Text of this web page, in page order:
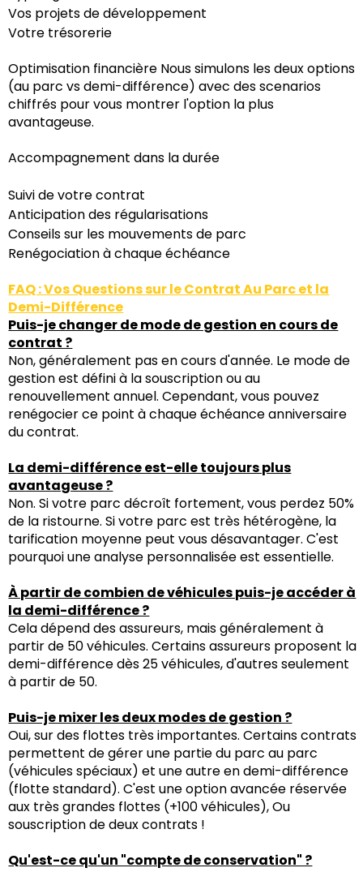
Vos projets de développement
Votre trésorerie
Optimisation financière Nous simulons les deux options
(au parc vs demi-différence) avec des scenarios
chiffrés pour vous montrer l'option la plus
avantageuse.
Accompagnement dans la durée
Suivi de votre contrat
Anticipation des régularisations
Conseils sur les mouvements de parc
Renégociation à chaque échéance
FAQ : Vos Questions sur le Contrat Au Parc et la
Demi-Différence
Puis-je changer de mode de gestion en cours de
contrat ?
Non, généralement pas en cours d'année. Le mode de
gestion est défini à la souscription ou au
renouvellement annuel. Cependant, vous pouvez
renégocier ce point à chaque échéance anniversaire
du contrat.
La demi-différence est-elle toujours plus
avantageuse ?
Non. Si votre parc décroît fortement, vous perdez 50%
de la ristourne. Si votre parc est très hétérogène, la
tarification moyenne peut vous désavantager. C'est
pourquoi une analyse personnalisée est essentielle.
À partir de combien de véhicules puis-je accéder à
la demi-différence ?
Cela dépend des assureurs, mais généralement à
partir de 50 véhicules. Certains assureurs proposent la
demi-différence dès 25 véhicules, d'autres seulement
à partir de 50.
Puis-je mixer les deux modes de gestion ?
Oui, sur des flottes très importantes. Certains contrats
permettent de gérer une partie du parc au parc
(véhicules spéciaux) et une autre en demi-différence
(flotte standard). C'est une option avancée réservée
aux très grandes flottes (+100 véhicules), Ou
souscription de deux contrats !
Qu'est-ce qu'un "compte de conservation" ?